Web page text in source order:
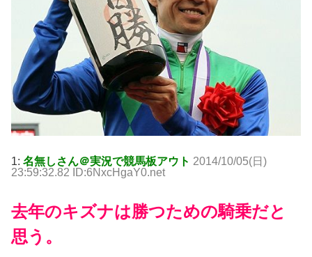
1: 名無しさん＠実況で競馬板アウト 2014/10/05(日)
23:59:32.82 ID:6NxcHgaY0.net
去年のキズナは勝つための騎乗だと
思う。